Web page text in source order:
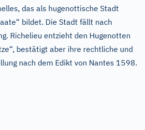
das als hugenottische Stadt
bildet. Die Stadt fällt nach
Richelieu entzieht den Hugenotten
bestätigt aber ihre rechtliche und
nach dem Edikt von Nantes 1598.